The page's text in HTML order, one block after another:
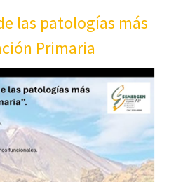
las patologías más
Primaria